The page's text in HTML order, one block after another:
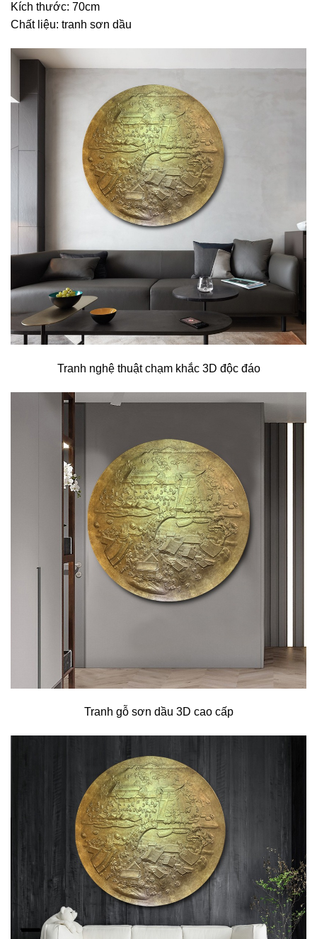
Kích thước: 70cm
Chất liệu: tranh sơn dầu
Tranh nghệ thuật chạm khắc 3D độc đáo
Tranh gỗ sơn dầu 3D cao cấp